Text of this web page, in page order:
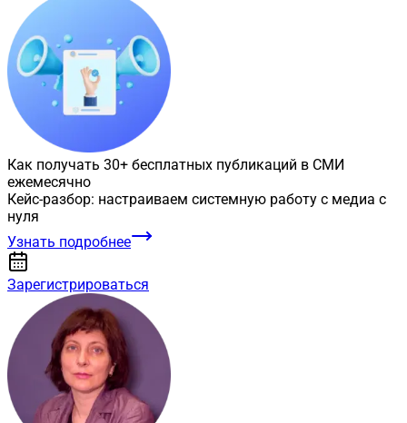
Как получать 30+ бесплатных публикаций в СМИ
ежемесячно
Кейс-разбор: настраиваем системную работу с медиа с
нуля
Узнать подробнее
Зарегистрироваться